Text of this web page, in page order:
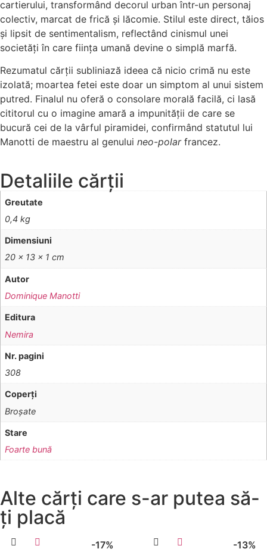
cartierului, transformând decorul urban într-un personaj
colectiv, marcat de frică și lăcomie. Stilul este direct, tăios
și lipsit de sentimentalism, reflectând cinismul unei
societăți în care ființa umană devine o simplă marfă.
Rezumatul cărții subliniază ideea că nicio crimă nu este
izolată; moartea fetei este doar un simptom al unui sistem
putred. Finalul nu oferă o consolare morală facilă, ci lasă
cititorul cu o imagine amară a impunității de care se
bucură cei de la vârful piramidei, confirmând statutul lui
Manotti de maestru al genului neo-polarfrancez.
Detaliile cărții
Greutate
0,4 kg
Dimensiuni
20 × 13 × 1 cm
Autor
Dominique Manotti
Editura
Nemira
Nr. pagini
308
Coperţi
Broşate
Stare
Foarte bună
Alte cărți care s-ar putea să-
ți placă
-17% -13%